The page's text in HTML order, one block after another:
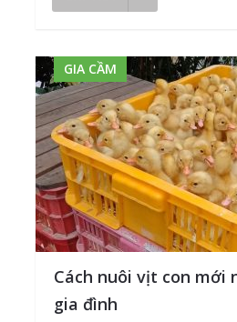
GIA CẦM
Cách nuôi vịt con mới
gia đình